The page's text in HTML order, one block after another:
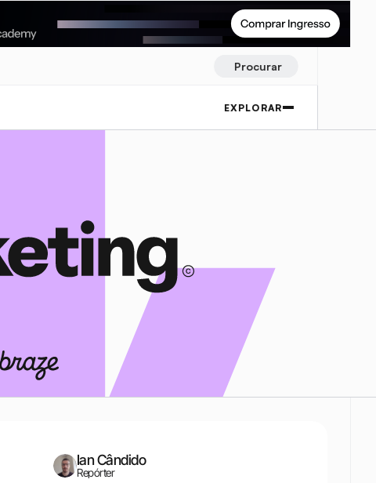
Procurar
EXPLORAR
Ian Cândido
Repórter